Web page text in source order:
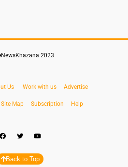
2023
Us Work with us Advertise
Site Map Subscription Help
Back to Top